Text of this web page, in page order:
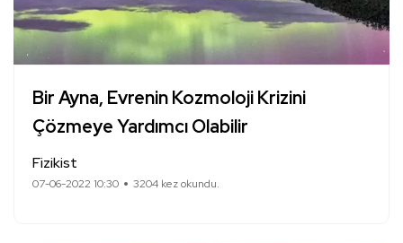
Bir Ayna, Evrenin Kozmoloji Krizini
Çözmeye Yardımcı Olabilir
Fizikist
07-06-2022 10:30 3204 kez okundu.